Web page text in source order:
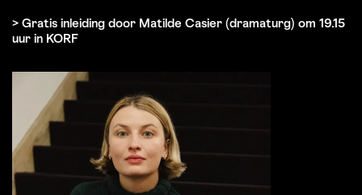
> Gratis inleiding door Matilde Casier (dramaturg) om 19.15
uur in KORF